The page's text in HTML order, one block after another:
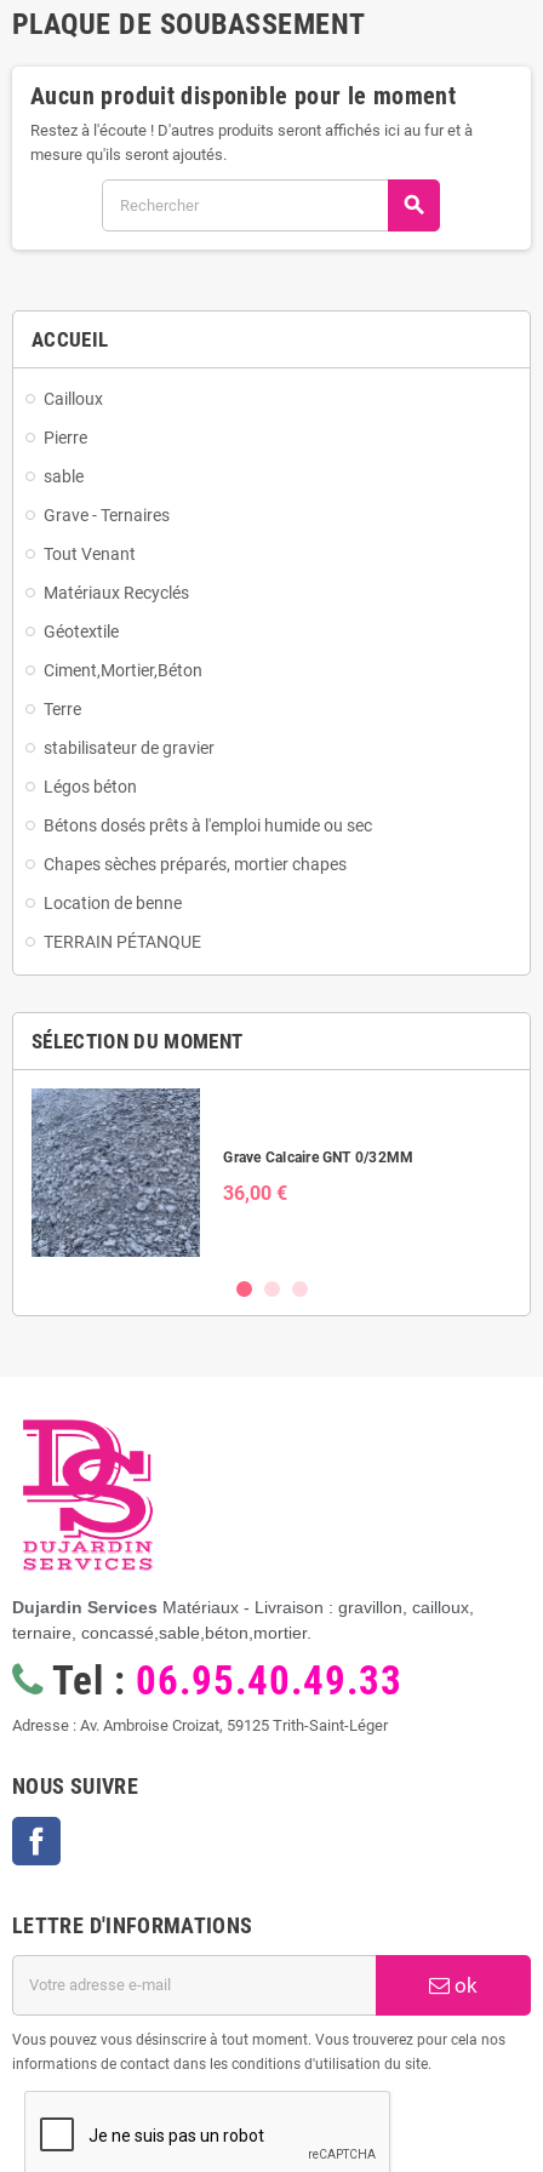
ACCUEIL
Cailloux
Pierre
sable
Grave - Ternaires
Tout Venant
Matériaux Recyclés
Géotextile
Ciment,Mortier,Béton
Terre
stabilisateur de gravier
Légos béton
Bétons dosés prêts à l'emploi humide ou sec
Chapes sèches préparés, mortier chapes
Location de benne
TERRAIN PÉTANQUE
SÉLECTION DU MOMENT
Grave Calcaire GNT 0/32MM
36,00 €
PLAQUE DE SOUBASSEMENT
Aucun produit disponible pour le moment
Restez à l'écoute ! D'autres produits seront affichés ici au fur et à
mesure qu'ils seront ajoutés.
search
Dujardin Services Matériaux - Livraison : gravillon, cailloux,
ternaire, concassé,sable,béton,mortier.
Tel : 06.95.40.49.33
Adresse : Av. Ambroise Croizat, 59125 Trith-Saint-Léger
NOUS SUIVRE
LETTRE D'INFORMATIONS
ok
Vous pouvez vous désinscrire à tout moment. Vous trouverez pour cela nos
informations de contact dans les conditions d'utilisation du site.